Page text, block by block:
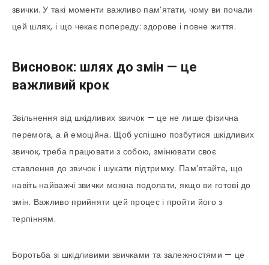
звички. У такі моменти важливо пам’ятати, чому ви почали
цей шлях, і що чекає попереду: здорове і повне життя.
Висновок: шлях до змін — це
важливий крок
Звільнення від шкідливих звичок — це не лише фізична
перемога, а й емоційна. Щоб успішно позбутися шкідливих
звичок, треба працювати з собою, змінювати своє
ставлення до звичок і шукати підтримку. Пам’ятайте, що
навіть найважчі звички можна подолати, якщо ви готові до
змін. Важливо прийняти цей процес і пройти його з
терпінням.
Боротьба зі шкідливими звичками та залежностями — це